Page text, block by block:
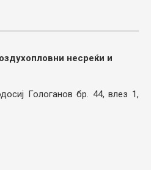
несреќи и
Гологанов бр. 44, влез 1,